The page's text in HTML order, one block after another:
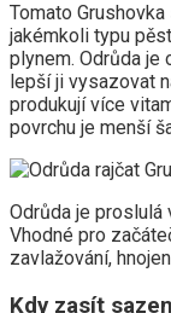
Tomato
jakémkoli typu
plynem. Odrůda je
lepší ji vysazovat
produkují více
povrchu je menší
Odrůda je proslulá
Vhodné pro
zavlažování,
Kdy zasít